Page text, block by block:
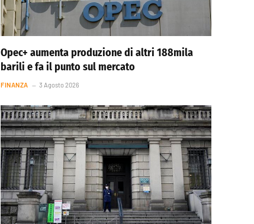
Opec+ aumenta produzione di altri 188mila
barili e fa il punto sul mercato
FINANZA 3 Agosto 2026